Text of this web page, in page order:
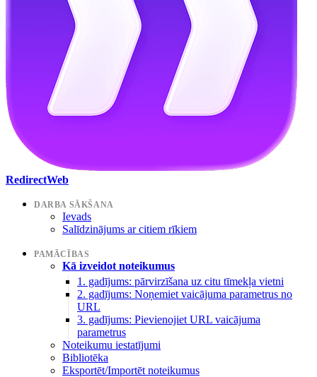
RedirectWeb
DARBA SĀKŠANA
Ievads
Salīdzinājums ar citiem rīkiem
PAMĀCĪBAS
Kā izveidot noteikumus
1. gadījums: pārvirzīšana uz citu tīmekļa vietni
2. gadījums: Noņemiet vaicājuma parametrus no
URL
3. gadījums: Pievienojiet URL vaicājuma
parametrus
Noteikumu iestatījumi
Bibliotēka
Eksportēt/Importēt noteikumus